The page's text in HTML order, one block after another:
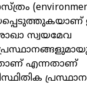
സ്വയമേവ
എന്നതാണ്